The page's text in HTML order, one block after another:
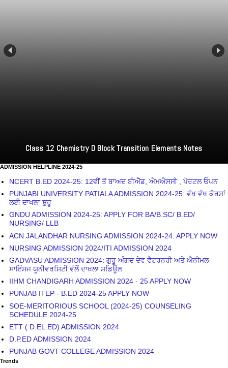
Class 12 Chemistry D Block Transition Elements Notes
ADMISSION HELPLINE 2024-25
NCERT B.ED 2024-25: 12ਵੀਂ ਤੋਂ ਬਾਅਦ ਬੀਐੱਡ, ਐਮਐਸਸੀ , ਪੋਰਟਲ ਓਪਨ
PUNJABI UNIVERSITY PATIALA ADMISSION 2024-25: ਵੱਖ ਵੱਖ ਕੋਰਸਾਂ
ਲਈ ਦਾਖਲਾ ਸ਼ੁਰੂ
GNDU ADMISSION 2024-25: APPLY FOR BA/B.SC/ B.ED/
NURSING/ LLB
ACN JALANDHAR NURSING ADMISSION 2024-24: APPLY NOW
NURSING ADMISSION 2024/ITI ADMISSION 2024
GADVASU ADMISSION 2024: ਗੁਰੂ ਅੰਗਦ ਦੇਵ ਵੈਟਰਨਰੀ ਅਤੇ ਐਨੀਮਲ
ਸਾਇੰਸਜ ਯੂਨੀਵਰਸਿਟੀ ਵੱਲੋਂ ਦਾਖ਼ਲਾ ਸ਼ਡਿਊਲ
IIHM CHANDIGARH ADMISSION 2024 - 25 APPLY NOW
PUNJAB ITEP - B.ED 2024-25 APPLY NOW
SOE-MERITORIOUS SCHOOL (2024-25) COUNSELING
SCHEDULE 2024-25
ETT ( D.EL.ED) ADMISSION 2024
D.P.ED ADMISSION 2024
PUNJAB GOVT COLLEGE ADMISSION 2024
Trends